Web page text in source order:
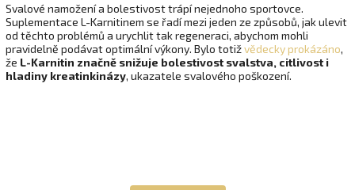
Svalové namožení a bolestivost trápí nejednoho sportovce.
Suplementace L-Karnitinem se řadí mezi jeden ze způsobů, jak ulevit
od těchto problémů a urychlit tak regeneraci, abychom mohli
pravidelně podávat optimální výkony. Bylo totižvědecky prokázáno,
že L-Karnitin značně snižuje bolestivost svalstva, citlivost i
hladiny kreatinkinázy, ukazatele svalového poškození.